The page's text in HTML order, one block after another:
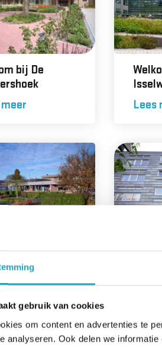
gebruik van cookies
om content en advertenties te
analyseren. Ook delen we
bij De
meer
Lees
bij